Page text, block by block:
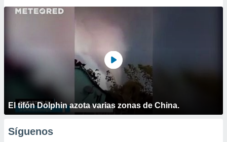
El tifón Dolphin azota varias zonas de China.
Síguenos